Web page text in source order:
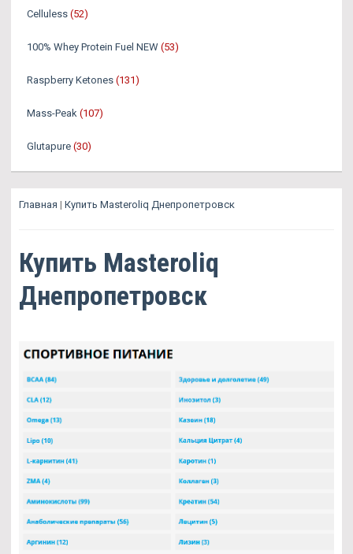
Celluless (52)
100% Whey Protein Fuel NEW (53)
Raspberry Ketones (131)
Mass-Peak (107)
Glutapure (30)
Главная | Купить Masteroliq Днепропетровск
Купить Masteroliq
Днепропетровск